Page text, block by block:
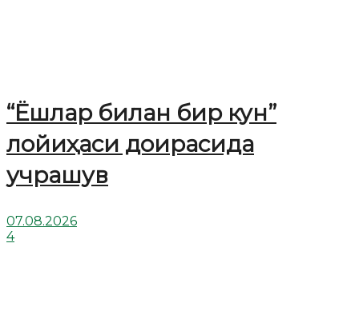
“Ёшлар билан бир кун”
лойиҳаси доирасида
учрашув
07.08.2026
4